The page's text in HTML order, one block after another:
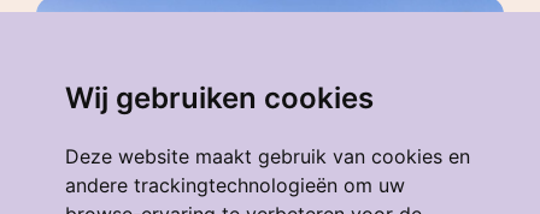
Wij gebruiken cookies
Deze website maakt gebruik van cookies en
andere trackingtechnologieën om uw